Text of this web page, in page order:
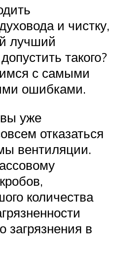
и чистку,
лучший
такого?
с самыми
ошибками.
уже
отказаться
вентиляции.
количества
загрязнения в